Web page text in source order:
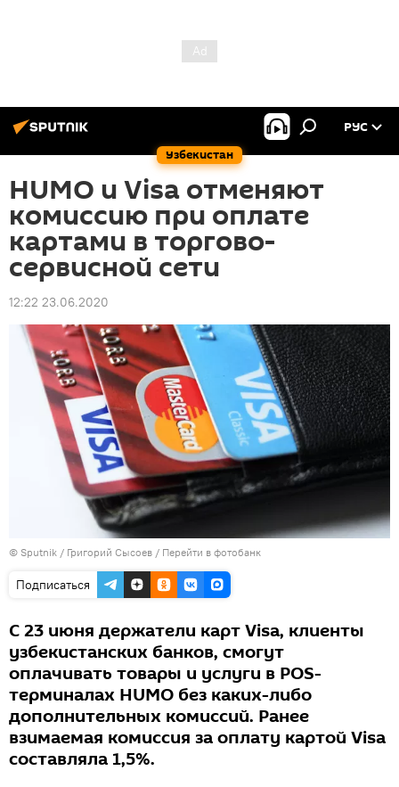
Узбекистан
РУС
HUMO и Visa отменяют
комиссию при оплате
картами в торгово-
сервисной сети
12:22 23.06.2020
© Sputnik / Григорий Сысоев / Перейти в фотобанк
Подписаться
С 23 июня держатели карт Visa, клиенты
узбекистанских банков, смогут
оплачивать товары и услуги в POS-
терминалах HUMO без каких-либо
дополнительных комиссий. Ранее
взимаемая комиссия за оплату картой Visa
составляла 1,5%.